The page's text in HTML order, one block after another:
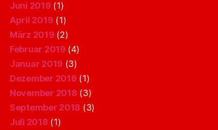
Juni 2019 (1)
April 2019 (1)
März 2019 (2)
Februar 2019 (4)
Januar 2019 (3)
Dezember 2018 (1)
November 2018 (3)
September 2018 (3)
Juli 2018 (1)